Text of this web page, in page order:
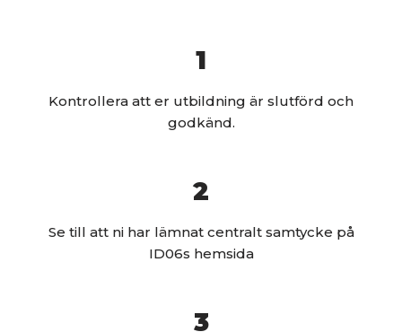
1
Kontrollera att er utbildning är slutförd och
godkänd.
2
Se till att ni har lämnat centralt samtycke på
ID06s hemsida
3